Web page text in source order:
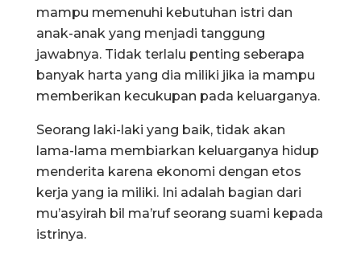
mampu memenuhi kebutuhan istri dan
anak-anak yang menjadi tanggung
jawabnya. Tidak terlalu penting seberapa
banyak harta yang dia miliki jika ia mampu
memberikan kecukupan pada keluarganya.
Seorang laki-laki yang baik, tidak akan
lama-lama membiarkan keluarganya hidup
menderita karena ekonomi dengan etos
kerja yang ia miliki. Ini adalah bagian dari
mu’asyirah bil ma’ruf seorang suami kepada
istrinya.